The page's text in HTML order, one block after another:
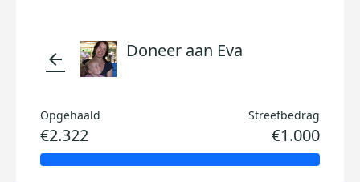
arrow_back Doneer aan Eva
Opgehaald
€2.322
Streefbedrag
€1.000